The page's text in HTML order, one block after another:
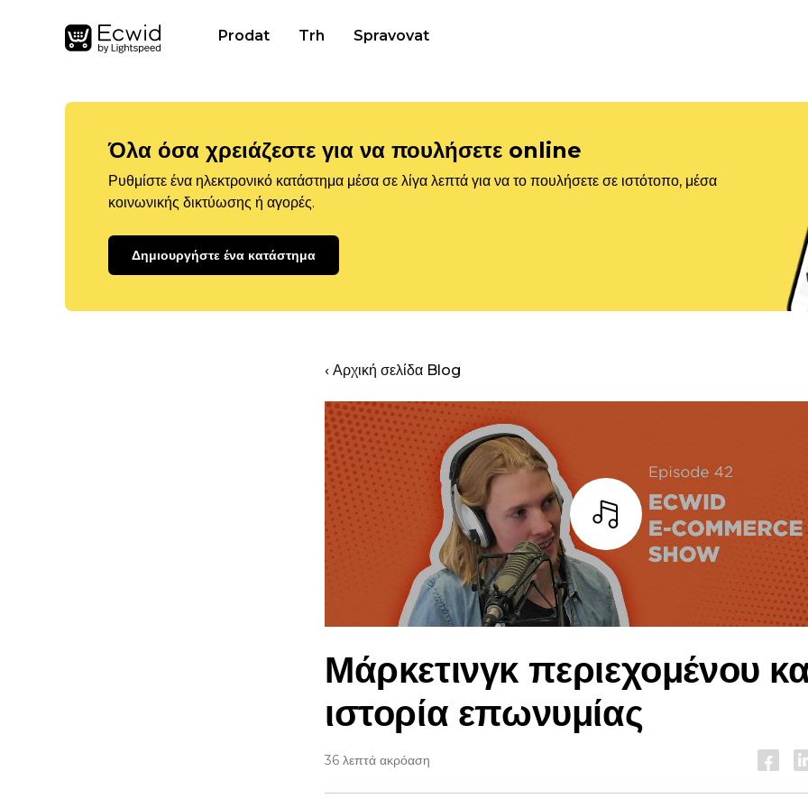
Prodat Trh Spravovat
Όλα όσα χρειάζεστε για να πουλήσετε online
Ρυθμίστε ένα ηλεκτρονικό κατάστημα μέσα σε λίγα λεπτά για να το πουλήσετε σε ιστότοπο, μέσα
κοινωνικής δικτύωσης ή αγορές.
Δημιουργήστε ένα κατάστημα
‹ Αρχική σελίδα Blog
Άκουσε
Μάρκετινγκ περιεχομένου
ιστορία επωνυμίας
36 λεπτά ακρόαση